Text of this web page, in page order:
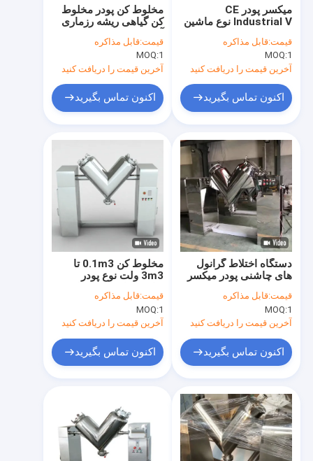
محصولات
دربارهی ما
مخلوط کن پودر مخلوط
کن گیاهی ریشه رزماری
داروسازی
قیمت:قابل مذاکره
MOQ:1
آخرین قیمت را دریافت کنید
اکنون تماس بگیرید
میکسر پودر CE
Industrial V نوع ماشین
مواد غذایی
قیمت:قابل مذاکره
MOQ:1
آخرین قیمت را دریافت کنید
اکنون تماس بگیرید
مخلوط کن 0.1m3 تا
3m3 ولت نوع پودر
قیمت:قابل مذاکره
MOQ:1
آخرین قیمت را دریافت کنید
اکنون تماس بگیرید
دستگاه اختلاط گرانول
های چاشنی پودر میکسر
قیمت:قابل مذاکره
MOQ:1
آخرین قیمت را دریافت کنید
اکنون تماس بگیرید